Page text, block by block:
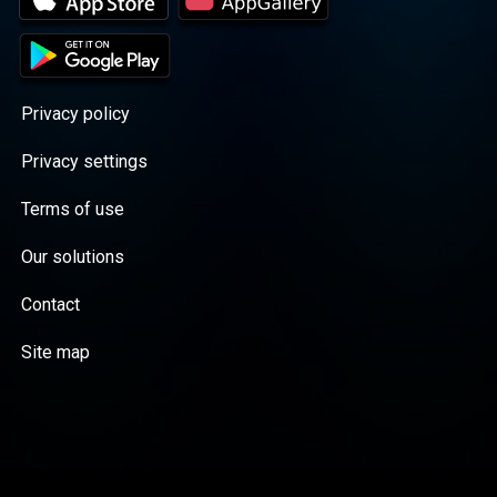
Privacy policy
Privacy settings
Terms of use
Our solutions
Contact
Site map